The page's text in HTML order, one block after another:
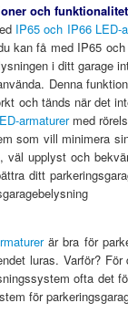
och
IP65 och IP66 LED-
kan få med IP65
i ditt garage
Denna
och tänds när det
armaturermed
som vill minimera
upplyst och
ditt
är bra för
luras. Varför?
ofta det
för